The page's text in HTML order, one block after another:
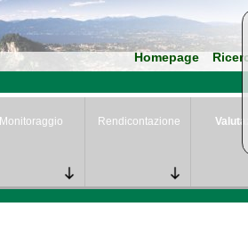
Homepage
Monitoraggio Rendicontazione